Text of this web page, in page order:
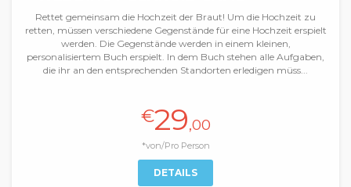
Rettet gemeinsam die Hochzeit der Braut! Um die Hochzeit zu
retten, müssen verschiedene Gegenstände für eine Hochzeit erspielt
werden. Die Gegenstände werden in einem kleinen,
personalisiertem Buch erspielt. In dem Buch stehen alle Aufgaben,
die ihr an den entsprechenden Standorten erledigen müss...
€29,00
*von/Pro Person
DETAILS